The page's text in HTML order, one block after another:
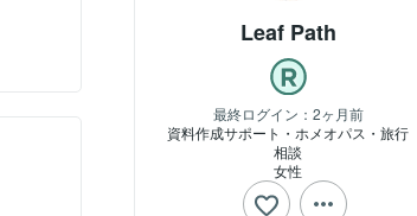
Leaf Path
最終ログイン： 2ヶ月前
資料作成サポート・ホメオパス・旅行
相談
女性